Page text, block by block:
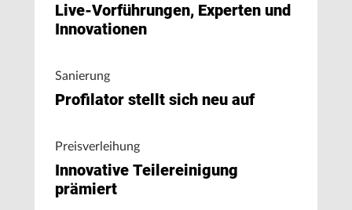
Live-Vorführungen, Experten und
Innovationen
Sanierung
Profilator stellt sich neu auf
Preisverleihung
Innovative Teilereinigung
prämiert